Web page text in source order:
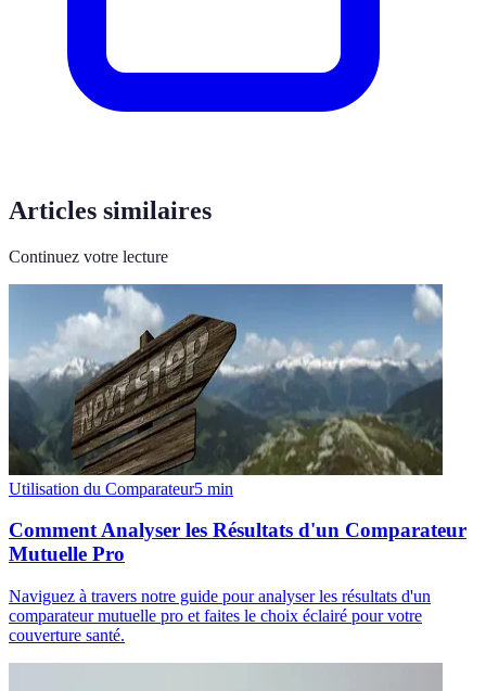
Articles similaires
Continuez votre lecture
Utilisation du Comparateur5 min
Comment Analyser les Résultats d'un Comparateur
Mutuelle Pro
Naviguez à travers notre guide pour analyser les résultats d'un
comparateur mutuelle pro et faites le choix éclairé pour votre
couverture santé.